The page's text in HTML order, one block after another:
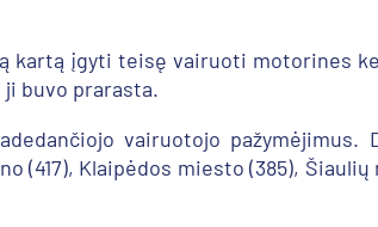
kartą įgyti teisę vairuoti motorines
buvo prarasta.
vairuotojo pažymėjimus.
(417), Klaipėdos miesto (385),